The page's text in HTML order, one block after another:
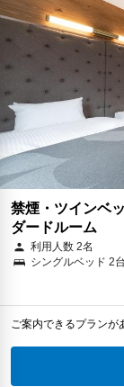
禁煙・ツインベ
ダードルーム
利用人数 2名
シングルベッド 2台
ご案内できるプランが